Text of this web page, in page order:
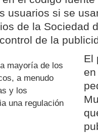
usuarios si se
de la Sociedad
de la
mayoría de los
a menudo
y los
una regulación
El